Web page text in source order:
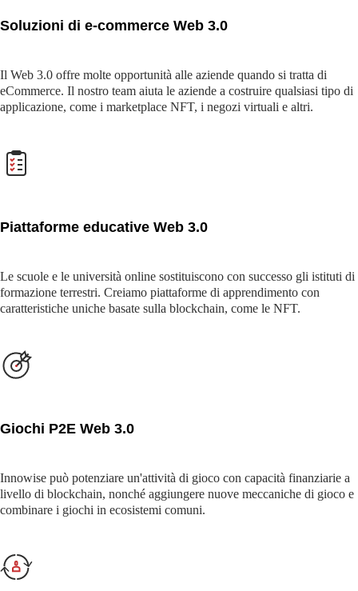
Soluzioni di e-commerce Web 3.0
Il Web 3.0 offre molte opportunità alle aziende quando si tratta di
eCommerce. Il nostro team aiuta le aziende a costruire qualsiasi tipo di
applicazione, come i marketplace NFT, i negozi virtuali e altri.
Piattaforme educative Web 3.0
Le scuole e le università online sostituiscono con successo gli istituti di
formazione terrestri. Creiamo piattaforme di apprendimento con
caratteristiche uniche basate sulla blockchain, come le NFT.
Giochi P2E Web 3.0
Innowise può potenziare un'attività di gioco con capacità finanziarie a
livello di blockchain, nonché aggiungere nuove meccaniche di gioco e
combinare i giochi in ecosistemi comuni.